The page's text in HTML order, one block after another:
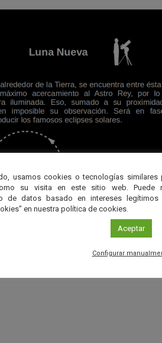
usamos cookies o tecnologías similares
su visita en este sitio web. Puede
de datos basado en intereses
en nuestra política de cookies.
Aceptar
Configurar